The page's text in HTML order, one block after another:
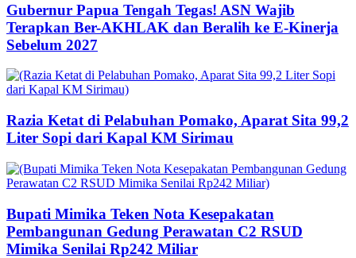
Gubernur Papua Tengah Tegas! ASN Wajib
Terapkan Ber-AKHLAK dan Beralih ke E-Kinerja
Sebelum 2027
Razia Ketat di Pelabuhan Pomako, Aparat Sita 99,2
Liter Sopi dari Kapal KM Sirimau
Bupati Mimika Teken Nota Kesepakatan
Pembangunan Gedung Perawatan C2 RSUD
Mimika Senilai Rp242 Miliar